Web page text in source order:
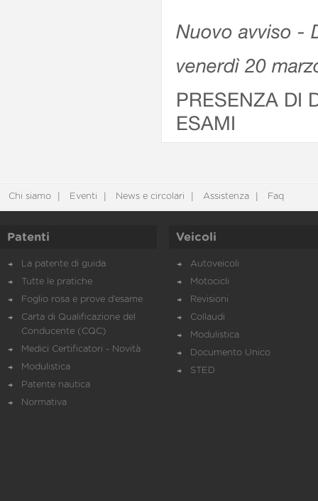
Nuovo avviso -
venerdì 20
PRESENZA DI
ESAMI
Chi siamo Eventi News e circolari Assistenza Faq
Patenti
La patente di guida
Tutte le pratiche
Foglio rosa e prove d’esame
Carta di Qualificazione del
Conducente (CQC)
Medici Certificatori - Novità
Modulistica
Patente nautica
Normativa
Veicoli
Autoveicoli
Motocicli
Revisioni
Collaudi
Modulistica
Documento Unico
STED